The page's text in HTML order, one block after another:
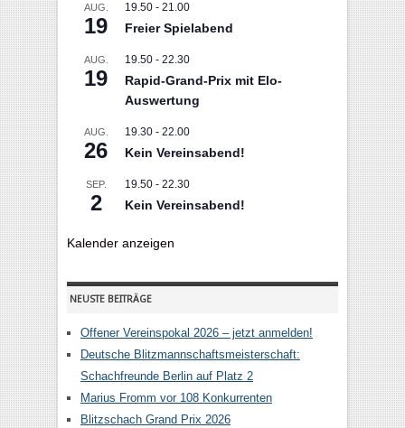
AUG.
19
19.50 - 21.00
Freier Spielabend
AUG.
19
19.50 - 22.30
Rapid-Grand-Prix mit Elo-
Auswertung
AUG.
26
19.30 - 22.00
Kein Vereinsabend!
SEP.
2
19.50 - 22.30
Kein Vereinsabend!
Kalender anzeigen
NEUSTE BEITRÄGE
Offener Vereinspokal 2026 – jetzt anmelden!
Deutsche Blitzmannschaftsmeisterschaft:
Schachfreunde Berlin auf Platz 2
Marius Fromm vor 108 Konkurrenten
Blitzschach Grand Prix 2026